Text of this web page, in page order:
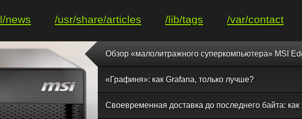
news /usr/share/articles /lib/tags /var/contact
«Графиня»: как Grafana, только лучше?